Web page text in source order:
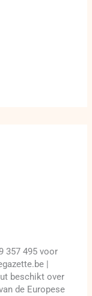
357 495 voor
|
beschikt over
de Europese